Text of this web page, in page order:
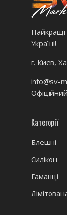
Найкращі
Україні!
г. Киев,
info@sv-
Категорії
Блешні
Силікон
Гаманці